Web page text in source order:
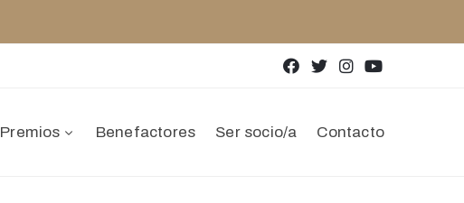
Premios Benefactores Ser socio/a Contacto